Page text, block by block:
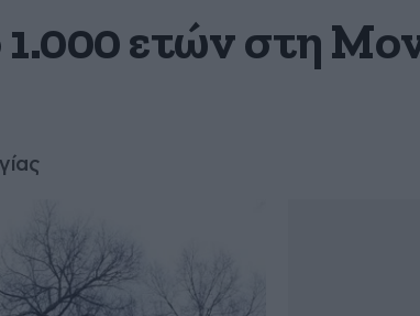
ετών στη